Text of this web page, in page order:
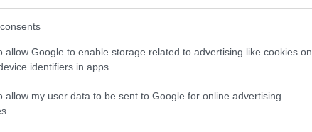
allow Google to enable storage related to advertising like cookies on
identifiers in apps.
allow my user data to be sent to Google for online advertising
Εβδομάδα που Ανακάτεψε την
Τράπουλα των Ελληνικών Media